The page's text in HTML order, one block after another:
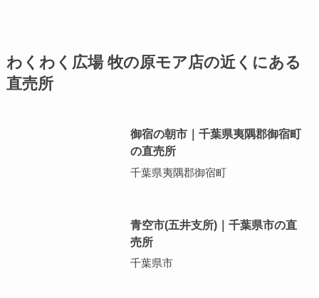
わくわく広場 牧の原モア店の近くにある
直売所
御宿の朝市｜千葉県夷隅郡御宿町
の直売所
千葉県夷隅郡御宿町
青空市(五井支所)｜千葉県市の直
売所
千葉県市